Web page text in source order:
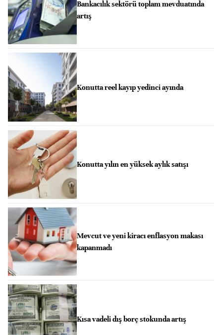
Bankacılık sektörü toplam mevduatında
artış
Konutta reel kayıp yedinci ayında
Konutta yılın en yüksek aylık satışı
Mevcut ve yeni kiracı enflasyon makası
kapanmadı
Kısa vadeli dış borç stokunda artış